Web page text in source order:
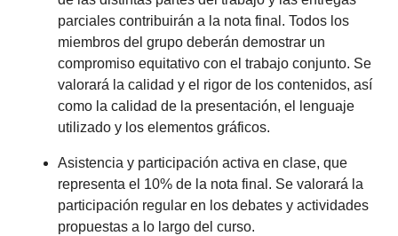
parciales contribuirán a la nota final. Todos los
miembros del grupo deberán demostrar un
compromiso equitativo con el trabajo conjunto. Se
valorará la calidad y el rigor de los contenidos, así
como la calidad de la presentación, el lenguaje
utilizado y los elementos gráficos.
Asistencia y participación activa en clase, que
representa el 10% de la nota final. Se valorará la
participación regular en los debates y actividades
propuestas a lo largo del curso.